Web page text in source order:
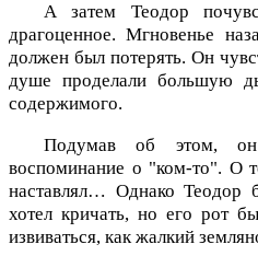
А затем Теодор
драгоценное. Мгновенье
должен был потерять. Он
душе проделали большую
содержимого.
Подумав об этом,
воспоминание о "ком-то". О
наставлял… Однако
хотел кричать, но его рот
извиваться, как жалкий